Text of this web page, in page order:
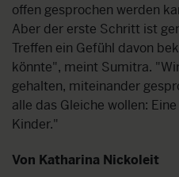
offen gesprochen werden
Aber der erste Schritt ist
Treffen ein Gefühl davon
könnte", meint Sumitra.
gehalten, miteinander
alle das Gleiche wollen:
Kinder."
Von Katharina Nickoleit